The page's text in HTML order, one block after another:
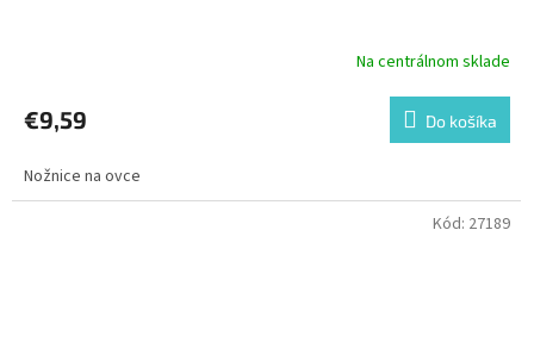
Na centrálnom sklade
€9,59 Do košíka
Nožnice na ovce
Kód: 27189